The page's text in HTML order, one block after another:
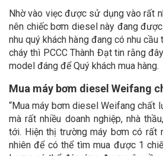
Nhờ vào viẹc được sử dụng vào rất
nên chiếc bơm diesel này đang
nhu quý khách hàng đang có nhu
cháy thì PCCC Thành Đạt tin rằng
model đáng để Quý khách mua hàng.
Mua máy bơm diesel Weifang
“Mua máy bơm diesel Weifang chất
mà rất nhiều doanh nghiệp, nhà
tới. Hiện thị trường máy bơm có rất
nhiên để có thể tìm mua được 1